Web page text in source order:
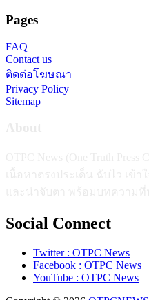
Pages
FAQ
Contact us
ติดต่อโฆษณา
Privacy Policy
Sitemap
Social Connect
Twitter : OTPC News
Facebook : OTPC News
YouTube : OTPC News